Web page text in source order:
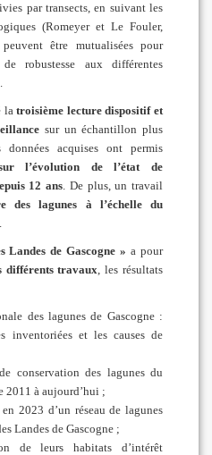
par transects, en suivant les
(Romeyer et Le Fouler,
être mutualisées pour
robustesse aux différentes
la troisième lecture dispositif et
sur un échantillon plus
acquises ont permis
l’évolution de l’état de
12 ans. De plus, un travail
des lagunes à l’échelle du
Landes de Gascogne » a pour
différents travaux, les résultats
des lagunes de Gascogne :
inventoriées et les causes de
conservation des lagunes du
2011 à aujourd’hui ;
2023 d’un réseau de lagunes
Landes de Gascogne ;
de leurs habitats d’intérêt